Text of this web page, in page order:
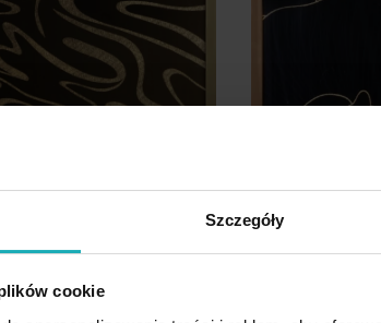
Szczegóły
cookie